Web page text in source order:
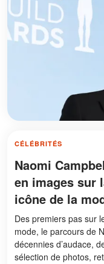
CÉLÉBRITÉS
Naomi
en images sur
icône de la
Des premiers pas sur
mode, le parcours de
décennies d’audace,
sélection de photos,